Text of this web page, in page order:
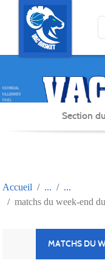
Section
Accueil
matchs du week-end
MATCHS DU
Panneau de gestion des